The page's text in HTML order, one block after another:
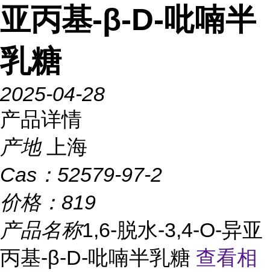
亚丙基-β-D-吡喃半
乳糖
2025-04-28
产品详情
产地
上海
Cas： 52579-97-2
价格： 819
产品名称1,6-脱水-3,4-O-异亚
丙基-β-D-吡喃半乳糖 查看相